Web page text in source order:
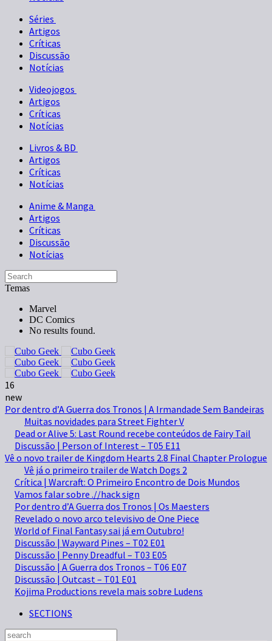
Séries
Artigos
Críticas
Discussão
Notícias
Videojogos
Artigos
Críticas
Notícias
Livros & BD
Artigos
Críticas
Notícias
Anime & Manga
Artigos
Críticas
Discussão
Notícias
Temas
Marvel
DC Comics
No results found.
16
new
Por dentro d’A Guerra dos Tronos | A Irmandade Sem Bandeiras
Muitas novidades para Street Fighter V
Dead or Alive 5: Last Round recebe conteúdos de Fairy Tail
Discussão | Person of Interest – T05 E11
Vê o novo trailer de Kingdom Hearts 2.8 Final Chapter Prologue
Vê já o primeiro trailer de Watch Dogs 2
Crítica | Warcraft: O Primeiro Encontro de Dois Mundos
Vamos falar sobre .//hack sign
Por dentro d’A Guerra dos Tronos | Os Maesters
Revelado o novo arco televisivo de One Piece
World of Final Fantasy sai já em Outubro!
Discussão | Wayward Pines – T02 E01
Discussão | Penny Dreadful – T03 E05
Discussão | A Guerra dos Tronos – T06 E07
Discussão | Outcast – T01 E01
Kojima Productions revela mais sobre Ludens
SECTIONS